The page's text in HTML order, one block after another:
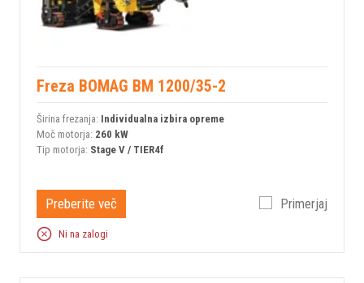
Freza BOMAG BM 1200/35-2
Širina frezanja: Individualna izbira opreme
Moč motorja: 260 kW
Tip motorja: Stage V / TIER4f
Preberite več Primerjaj
Ni na zalogi